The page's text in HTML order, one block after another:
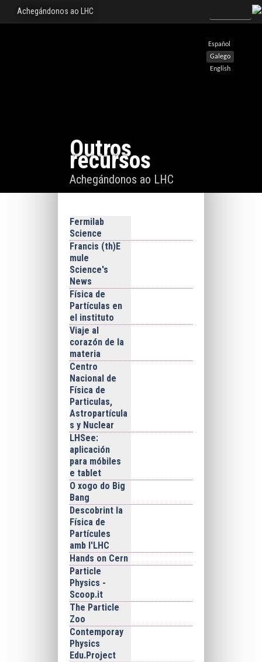
Español
Galego
English
Achegándonos ao LHC
Outros
recursos
Achegándonos ao LHC
Fermilab
Science
Francis (th)E
mule
Science's
News
Física de
Partículas en
el instituto
Viaje al
corazón de la
materia
Centro
Nacional de
Física de
Particulas,
Astropartícula
s y Nuclear
LHSee:
aplicación
para móbiles
e tablet
O xogo do Big
Bang
Descobrint la
Física de
Partícules
amb I'LHC
Hands on Cern
Particle
Physics -
Scoop.it
The Particle
Zoo
Contemporay
Physics
Edu.Project